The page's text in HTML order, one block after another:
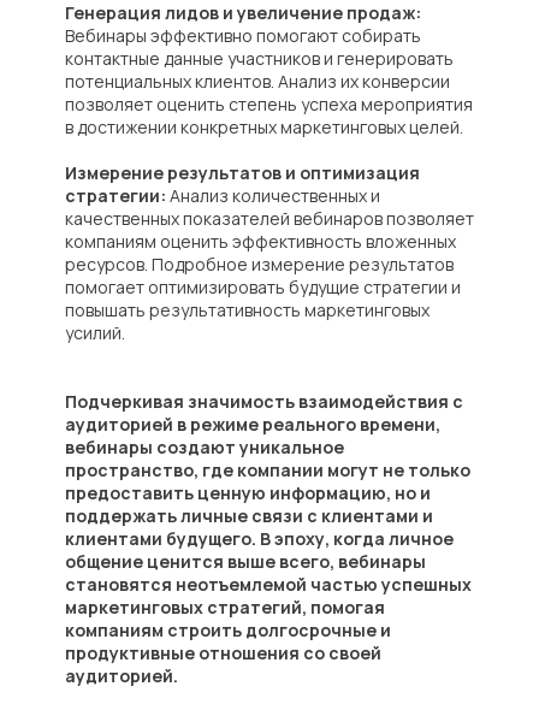
Генерация лидов и увеличение продаж:
Вебинары эффективно помогают собирать
контактные данные участников и генерировать
потенциальных клиентов. Анализ их конверсии
позволяет оценить степень успеха мероприятия
в достижении конкретных маркетинговых целей.
Измерение результатов и оптимизация
стратегии: Анализ количественных и
качественных показателей вебинаров позволяет
компаниям оценить эффективность вложенных
ресурсов. Подробное измерение результатов
помогает оптимизировать будущие стратегии и
повышать результативность маркетинговых
усилий.
Подчеркивая значимость взаимодействия с
аудиторией в режиме реального времени,
вебинары создают уникальное
пространство, где компании могут не только
предоставить ценную информацию, но и
поддержать личные связи с клиентами и
клиентами будущего. В эпоху, когда личное
общение ценится выше всего, вебинары
становятся неотъемлемой частью успешных
маркетинговых стратегий, помогая
компаниям строить долгосрочные и
продуктивные отношения со своей
аудиторией.
Пользовательское соглашение
Согласие на обработку файлов cookie
Согласие на обработку персональных
Согласие на получение новостной и
рекламной рассылки
Политика обработки персональных
данных
© 2026 ООО "АЛЬТАСЕИЛС"
ИНН 9724005553